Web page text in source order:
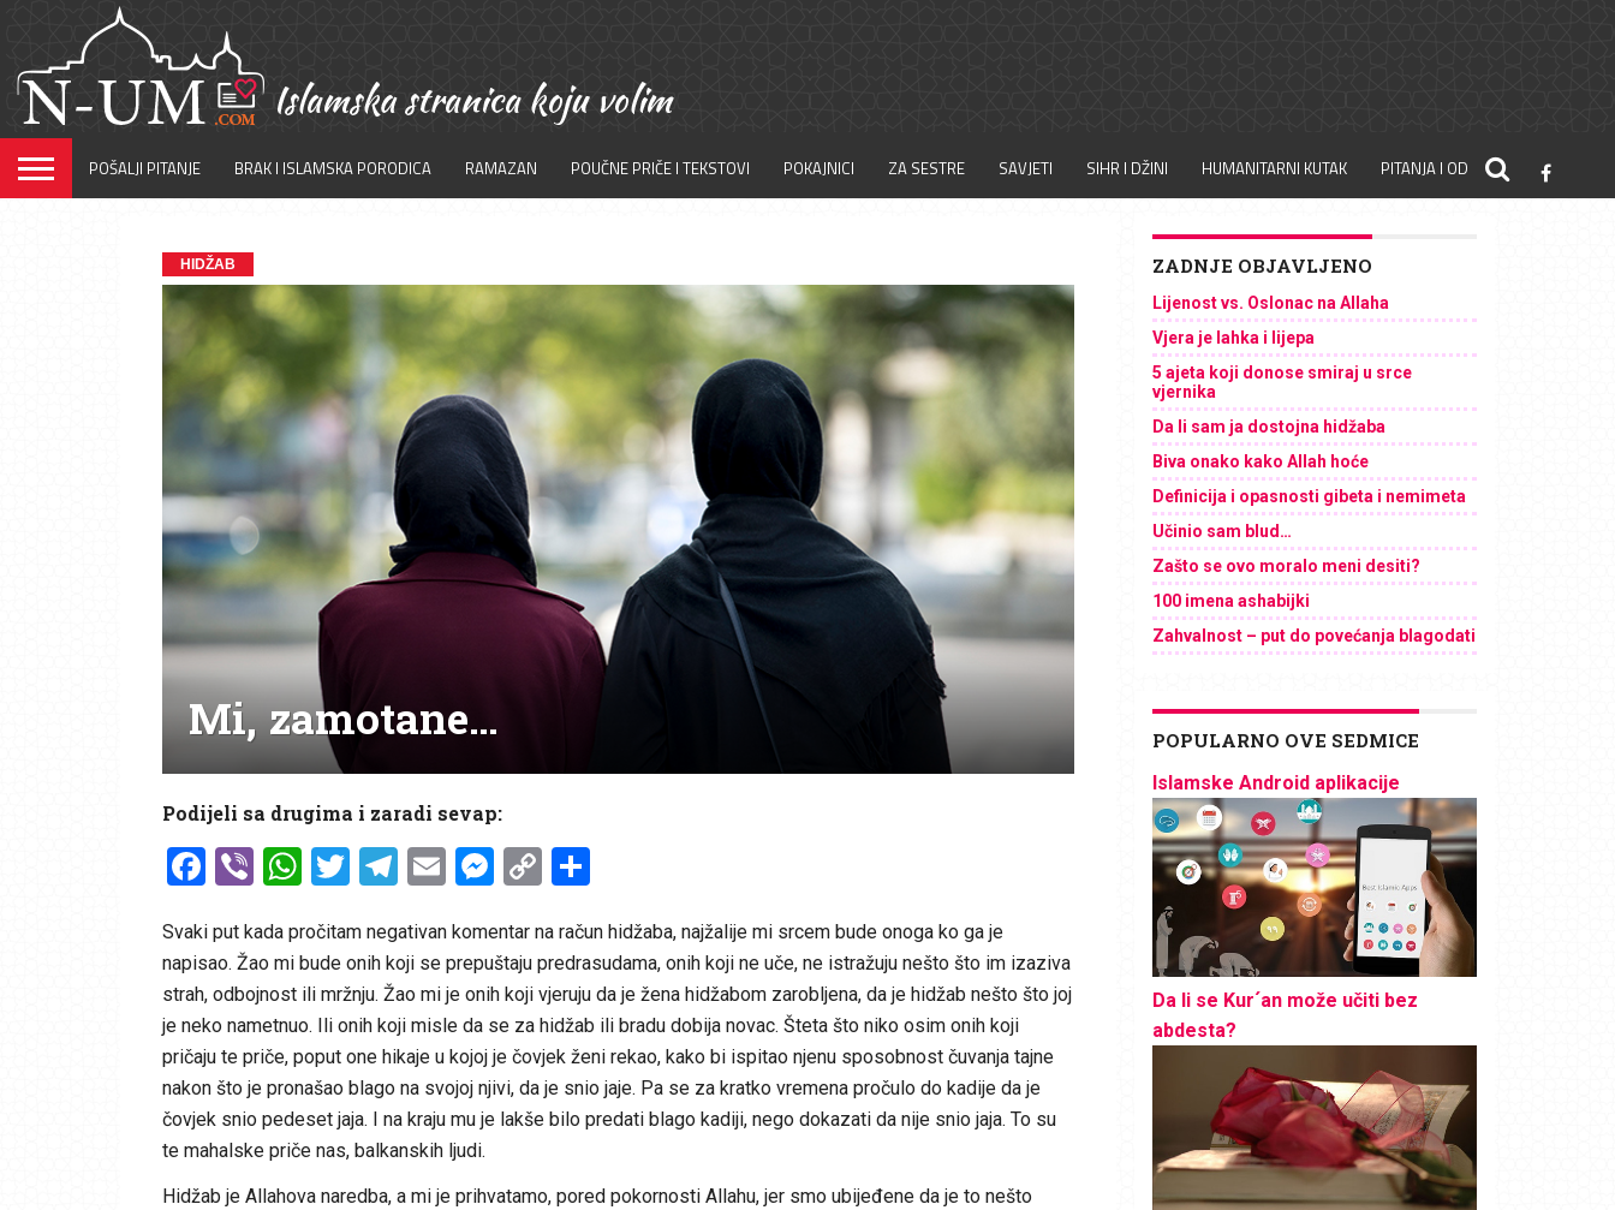
POŠALJI PITANJE BRAK I ISLAMSKA PORODICA RAMAZAN POUČNE PRIČE I TEKSTOVI POKAJNICI ZA SESTRE SAVJETI SIHR I DŽINI HUMANITARNI KUTAK PITANJA I ODGOVORI
HIDŽAB
Mi, zamotane…
Podijeli sa drugima i zaradi sevap:
Facebook
ViberWhatsApp
Twitter
Telegram
EmailMessenger
CopyShare
Svaki put kada pročitam negativan komentar na račun hidžaba, najžalije mi srcem bude onoga ko ga je
napisao. Žao mi bude onih koji se prepuštaju predrasudama, onih koji ne uče, ne istražuju nešto što im izaziva
strah, odbojnost ili mržnju. Žao mi je onih koji vjeruju da je žena hidžabom zarobljena, da je hidžab nešto što joj
je neko nametnuo. Ili onih koji misle da se za hidžab ili bradu dobija novac. Šteta što niko osim onih koji
pričaju te priče, poput one hikaje u kojoj je čovjek ženi rekao, kako bi ispitao njenu sposobnost čuvanja tajne
nakon što je pronašao blago na svojoj njivi, da je snio jaje. Pa se za kratko vremena pročulo do kadije da je
čovjek snio pedeset jaja. I na kraju mu je lakše bilo predati blago kadiji, nego dokazati da nije snio jaja. To su
te mahalske priče nas, balkanskih ljudi.
Hidžab je Allahova naredba, a mi je prihvatamo, pored pokornosti Allahu, jer smo ubijeđene da je to nešto
ZADNJE OBJAVLJENO
Lijenost vs. Oslonac na Allaha
Vjera je lahka i lijepa
5 ajeta koji donose smiraj u srce
vjernika
Da li sam ja dostojna hidžaba
Biva onako kako Allah hoće
Definicija i opasnosti gibeta i nemimeta
Učinio sam blud…
Zašto se ovo moralo meni desiti?
100 imena ashabijki
Zahvalnost – put do povećanja blagodati
POPULARNO OVE SEDMICE
Islamske Android aplikacije
Da li se Kur´an može učiti bez
abdesta?